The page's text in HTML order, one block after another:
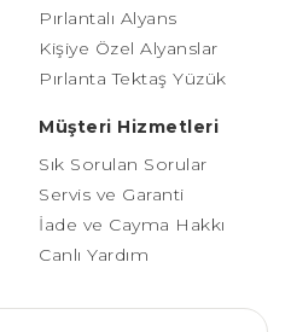
Pırlantalı Alyans
Kişiye Özel Alyanslar
Pırlanta Tektaş Yüzük
Müşteri Hizmetleri
Sık Sorulan Sorular
Servis ve Garanti
İade ve Cayma Hakkı
Canlı Yardım